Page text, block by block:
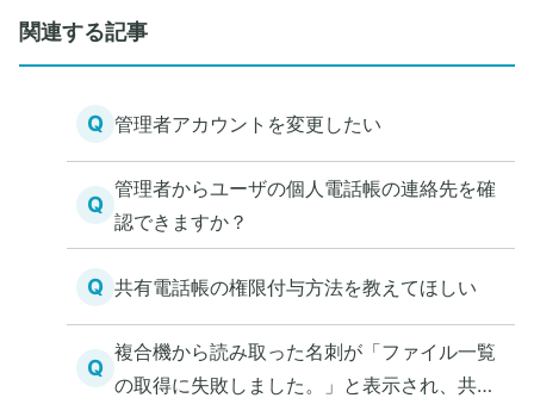
関連する記事
Q 管理者アカウントを変更したい
Q
管理者からユーザの個人電話帳の連絡先を確
認できますか？
Q 共有電話帳の権限付与方法を教えてほしい
Q
複合機から読み取った名刺が「ファイル一覧
の取得に失敗しました。」と表示され、共有